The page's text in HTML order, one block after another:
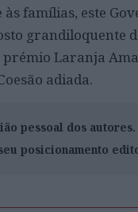
famílias, este
grandiloquente
prémio Laranja
adiada.
pessoal dos
posicionamento